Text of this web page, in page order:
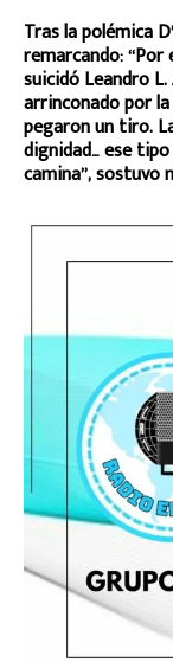
Tras la polémica
remarcando: “Por
suicidó Leandro
arrinconado por
pegaron un tiro.
dignidad… ese
camina”, sostuvo